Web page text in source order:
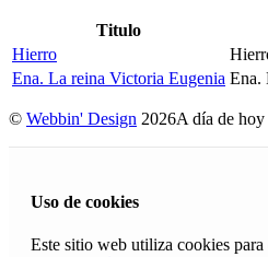
Titulo
Hierro
Ena. La reina Victoria Eugenia Ena.
© Webbin' Design 2026A día de
Uso de cookies
Este sitio web utiliza cookies para